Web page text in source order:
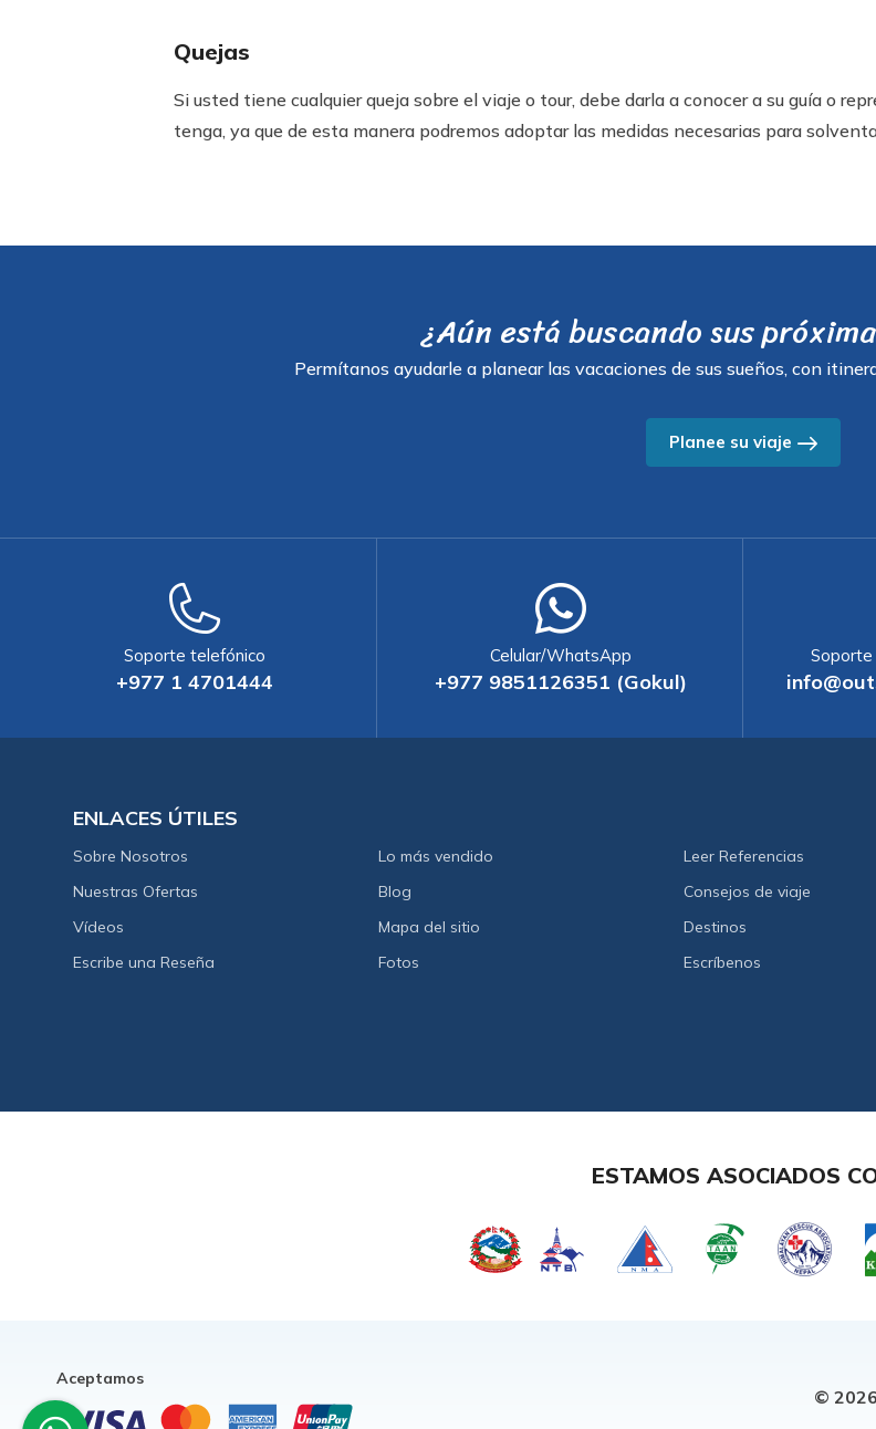
Quejas
Si usted tiene cualquier queja sobre el viaje o tour, debe darla a conocer a su guía o
tenga, ya que de esta manera podremos adoptar las medidas necesarias para
¿Aún está buscando sus
Permítanos ayudarle a planear las vacaciones de sus sueños, con
Planee su viaje
Soporte telefónico
+977 1 4701444
Celular/WhatsApp
+977 9851126351 (Gokul)
Soporte
ENLACES ÚTILES
Sobre Nosotros Lo más vendido
Leer Referencias
Nuestras Ofertas
Blog
Consejos de viaje
Vídeos
Mapa del sitio
Destinos
Escribe una Reseña
Fotos Escríbenos
ESTAMOS ASOCIADOS
Aceptamos
©